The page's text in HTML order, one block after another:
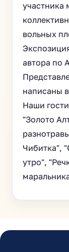
участника
вольных
автора по
написаны
Наши
"Золото
Чибитка",
утро",